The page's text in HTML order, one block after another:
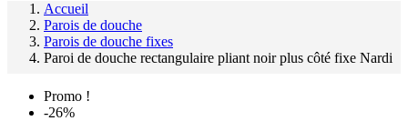
Accueil
Parois de douche
Parois de douche fixes
Paroi de douche rectangulaire pliant noir plus côté fixe Nardi
Promo !
-26%